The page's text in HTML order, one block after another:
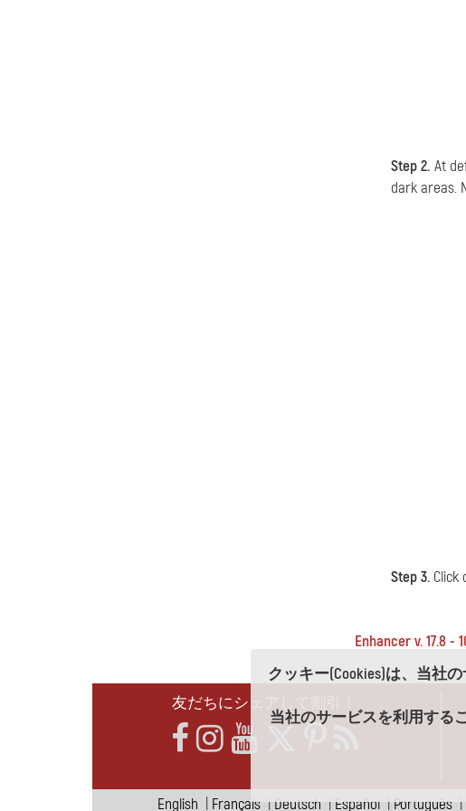
クッキー(Cookies)は、当社
当社のサービスを利用する
Step 2. At
dark areas.
Step 3. Click
Enhancer v. 17.8
友だちにシェアして割引！
English Français | Deutsch | Español | Português |